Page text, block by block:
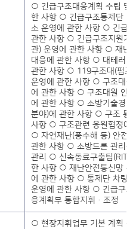
○ 긴급구조대응계획 수립 및
한 사항 ○ 긴급구조통제단
소 운영에 관한 사항 ○ 긴급
관한 사항 ○ 긴급구조지원기
관) 운영에 관한 사항 ○ 재
대응에 관한 사항 ○ 대테러
관한 사항 ○ 119구조대(펌
운영에 관한 사항 ○ 구조대
에 관한 사항 ○ 구조대원 안
에 관한 사항 ○ 소방기술경
분야)에 관한 사항 ○ 구조 통
사항 ○ 구조관련 응원협정에
○ 자연재난(풍수해 등) 안전
관한 사항 ○ 소방드론 관리
관리 ○ 신속동료구출팀(RIT)
한 사항 ○ 재난안전통신망
에 관한 사항 ○ 통제단 차량(
운영에 관한 사항 ○ 긴급구
응계획부 통합지휘·조정
○ 현장지휘업무 기본 계획